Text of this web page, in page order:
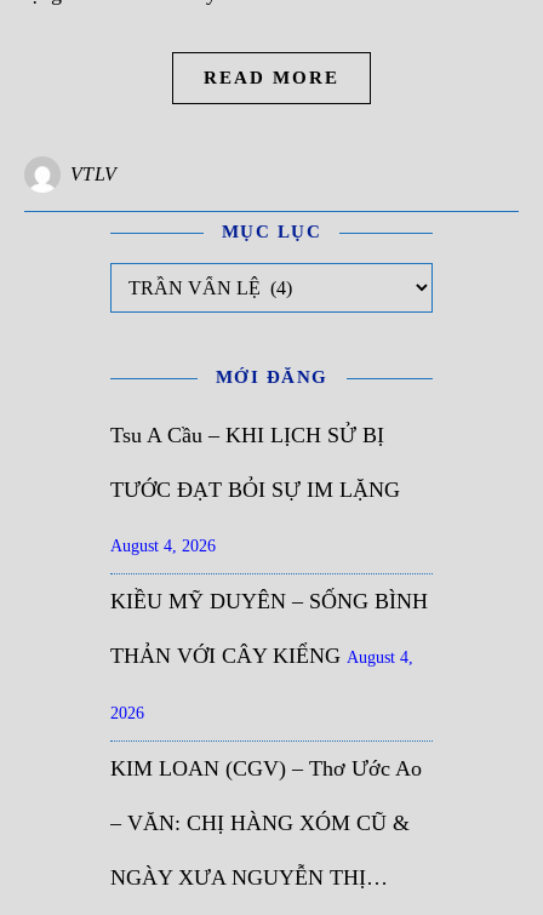
READ MORE
VTLV
MỤC LỤC
Mục Lục
MỚI ĐĂNG
Tsu A Cầu – KHI LỊCH SỬ BỊ
TƯỚC ĐẠT BỎI SỰ IM LẶNG
August 4, 2026
KIỀU MỸ DUYÊN – SỐNG BÌNH
THẢN VỚI CÂY KIỂNG August 4,
2026
KIM LOAN (CGV) – Thơ Ước Ao
– VĂN: CHỊ HÀNG XÓM CŨ &
NGÀY XƯA NGUYỄN THỊ…